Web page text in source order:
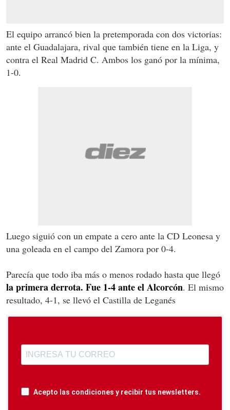
El equipo arrancó bien la pretemporada con dos victorias:
ante el Guadalajara, rival que también tiene en la Liga, y
contra el Real Madrid C. Ambos los ganó por la mínima,
1-0.
Luego siguió con un empate a cero ante la CD Leonesa y
una goleada en el campo del Zamora por 0-4.
Parecía que todo iba más o menos rodado hasta que llegó
la primera derrota. Fue 1-4 ante el Alcorcón. El mismo
resultado, 4-1, se llevó el Castilla de Leganés
Acepto las condiciones y recibir tus newsletters.